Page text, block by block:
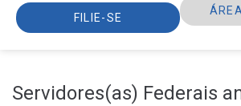
FILIE-SE
Servidores(as) Federais